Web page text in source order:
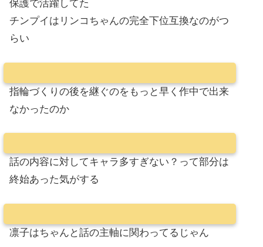
保護で活躍してた
チンプイはリンコちゃんの完全下位互換なのがつ
らい
指輪づくりの後を継ぐのをもっと早く作中で出来
なかったのか
話の内容に対してキャラ多すぎない？って部分は
終始あった気がする
凛子はちゃんと話の主軸に関わってるじゃん